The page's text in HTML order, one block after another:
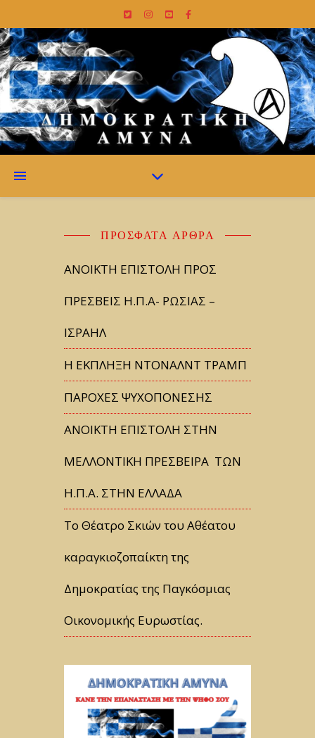
ΠΡΌΣΦΑΤΑ ΆΡΘΡΑ
ΑΝΟΙΚΤΗ ΕΠΙΣΤΟΛΗ ΠΡΟΣ
ΠΡΕΣΒΕΙΣ Η.Π.Α- ΡΩΣΙΑΣ –
ΙΣΡΑΗΛ
Η ΕΚΠΛΗΞΗ ΝΤΟΝΑΛΝΤ ΤΡΑΜΠ
ΠΑΡΟΧΕΣ ΨΥΧΟΠΟΝΕΣΗΣ
ΑΝΟΙΚΤΗ ΕΠΙΣΤΟΛΗ ΣΤΗΝ
ΜΕΛΛΟΝΤΙΚΗ ΠΡΕΣΒΕΙΡΑ ΤΩΝ
Η.Π.Α. ΣΤΗΝ ΕΛΛΑΔΑ
Tο Θέατρο Σκιών του Αθέατου
καραγκιοζοπαίκτη της
Δημοκρατίας της Παγκόσμιας
Οικονομικής Ευρωστίας.